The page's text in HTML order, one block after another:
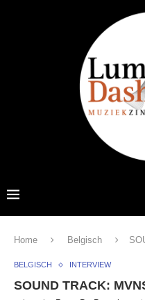
Home Belgisch
BELGISCH INTERVIEW
SOUND TRACK: